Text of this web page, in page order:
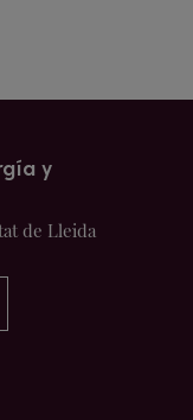
y
de Lleida